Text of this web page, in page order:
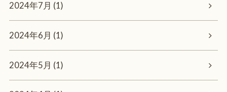
2024年7月 (1)
2024年6月 (1)
2024年5月 (1)